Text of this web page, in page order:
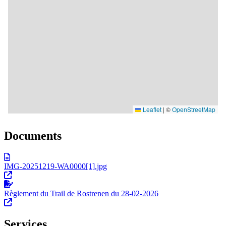
Documents
IMG-20251219-WA0000[1].jpg
Règlement du Trail de Rostrenen du 28-02-2026